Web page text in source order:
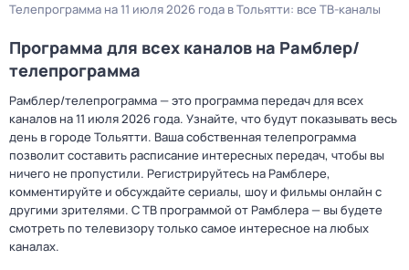
Телепрограмма на 11 июля 2026 года в Тольятти: все ТВ-каналы
Программа для всех каналов на Рамблер/
телепрограмма
Рамблер/телепрограмма — это программа передач для всех
каналов на 11 июля 2026 года. Узнайте, что будут показывать весь
день в городе Тольятти. Ваша собственная телепрограмма
позволит составить расписание интересных передач, чтобы вы
ничего не пропустили. Регистрируйтесь на Рамблере,
комментируйте и обсуждайте сериалы, шоу и фильмы онлайн с
другими зрителями. С ТВ программой от Рамблера — вы будете
смотреть по телевизору только самое интересное на любых
каналах.